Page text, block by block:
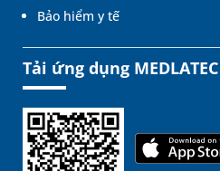
Bảo hiểm y tế
Tải ứng dụng MEDLATEC